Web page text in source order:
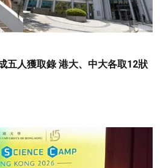
五人獲取錄 港大、中大各取12狀